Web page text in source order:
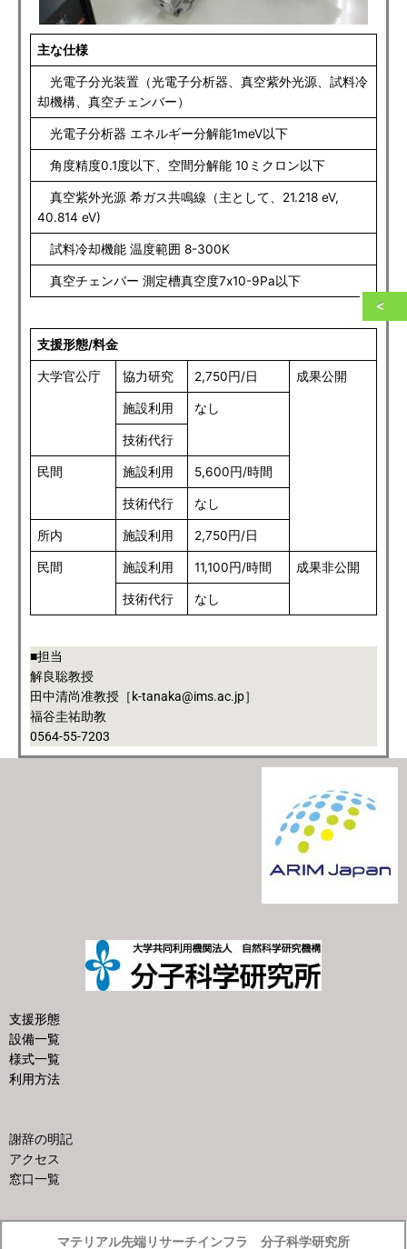
主な仕様
光電子分光装置（光電子分析器、真空紫外光源、試料冷
却機構、真空チェンバー）
光電子分析器 エネルギー分解能1meV以下
角度精度0.1度以下、空間分解能 10ミクロン以下
真空紫外光源 希ガス共鳴線（主として、21.218 eV,
40.814 eV)
試料冷却機能 温度範囲 8-300K
真空チェンバー 測定槽真空度7x10-9Pa以下
支援形態/料金
大学官公庁 協力研究 2,750円/日 成果公開
施設利用 なし
技術代行
民間 施設利用 5,600円/時間
技術代行 なし
所内 施設利用 2,750円/日
民間 施設利用 11,100円/時間 成果非公開
技術代行 なし
■担当
解良聡教授
田中清尚准教授［k-tanaka@ims.ac.jp］
福谷圭祐助教
0564-55-7203
支援形態
設備一覧
様式一覧
利用方法
謝辞の明記
アクセス
窓口一覧
マテリアル先端リサーチインフラ 分子科学研究所